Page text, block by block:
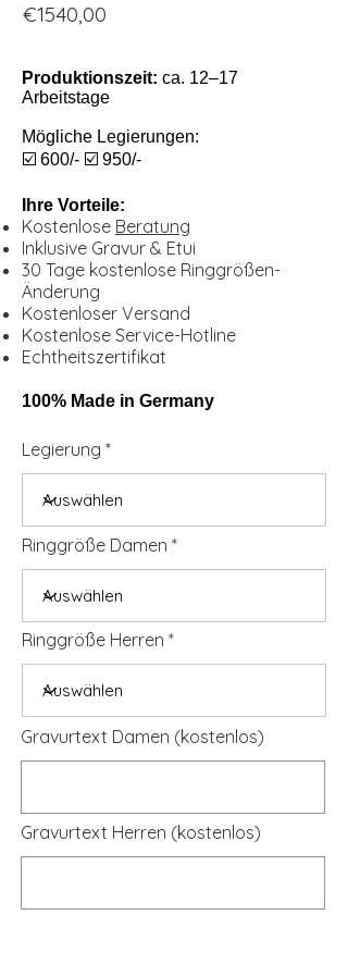
€1540,00
Produktionszeit: ca. 12–17
Arbeitstage
Mögliche Legierungen:
☑️ 600/- ☑️ 950/-
Ihre Vorteile:
Kostenlose Beratung
Inklusive Gravur & Etui
30 Tage kostenlose Ringgrößen-
Änderung
Kostenloser Versand
Kostenlose Service-Hotline
Echtheitszertifikat
100% Made in Germany
Legierung
Ringgröße Damen
Ringgröße Herren
Gravurtext Damen (kostenlos)
Gravurtext Herren (kostenlos)